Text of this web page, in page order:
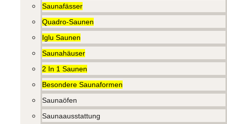
Saunafässer
Quadro-Saunen
Iglu Saunen
Saunahäuser
2 In 1 Saunen
Besondere Saunaformen
Saunaöfen
Saunaausstattung